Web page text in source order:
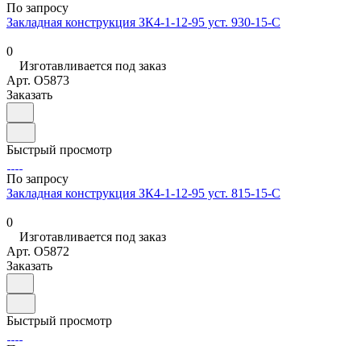
По запросу
Закладная конструкция ЗК4-1-12-95 уст. 930-15-С
0
Изготавливается под заказ
Арт. O5873
Заказать
Быстрый просмотр
По запросу
Закладная конструкция ЗК4-1-12-95 уст. 815-15-С
0
Изготавливается под заказ
Арт. O5872
Заказать
Быстрый просмотр